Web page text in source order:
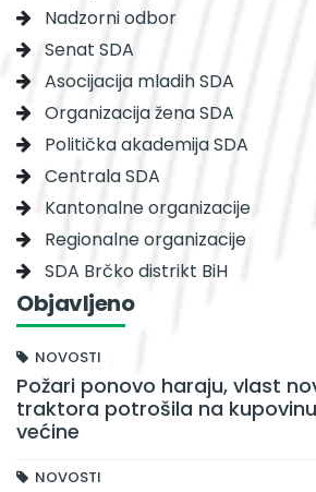
Nadzorni odbor
Senat SDA
Asocijacija mladih SDA
Organizacija žena SDA
Politička akademija SDA
Centrala SDA
Kantonalne organizacije
Regionalne organizacije
SDA Brčko distrikt BiH
Objavljeno
NOVOSTI
Požari ponovo haraju, vlast
traktora potrošila na
većine
NOVOSTI